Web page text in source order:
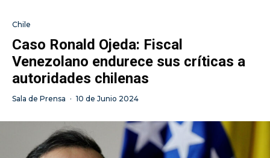
Chile
Caso Ronald Ojeda: Fiscal
Venezolano endurece sus críticas a
autoridades chilenas
Sala de Prensa · 10 de Junio 2024